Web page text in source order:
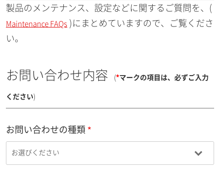
製品のメンテナンス、設定などに関するご質問を、(
Maintenance FAQs )にまとめていますので、ご覧くださ
い。
お問い合わせ内容 (*マークの項目は、必ずご入力
ください)
お問い合わせの種類